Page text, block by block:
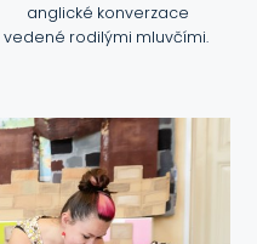
anglické konverzace
vedené rodilými mluvčími.